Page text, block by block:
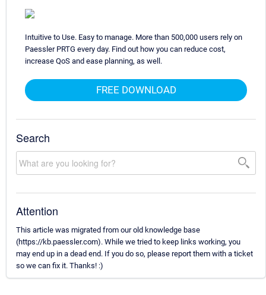
Intuitive to Use. Easy to manage. More than 500,000 users rely on
Paessler PRTG every day. Find out how you can reduce cost,
increase QoS and ease planning, as well.
FREE DOWNLOAD
Search
Attention
This article was migrated from our old knowledge base
(https://kb.paessler.com). While we tried to keep links working, you
may end up in a dead end. If you do so, please report them with a ticket
so we can fix it. Thanks! :)